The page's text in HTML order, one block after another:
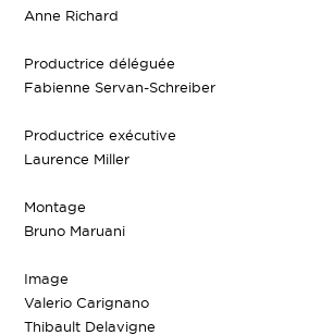
Anne Richard
Productrice déléguée
Fabienne Servan-Schreiber
Productrice exécutive
Laurence Miller
Montage
Bruno Maruani
Image
Valerio Carignano
Thibault Delavigne